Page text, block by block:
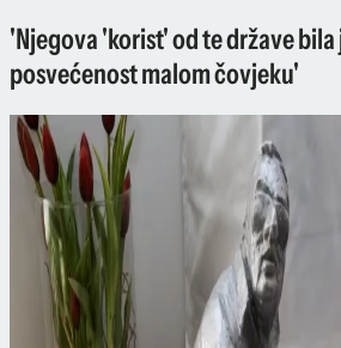
'Njegova 'korist' od te države bila
posvećenost malom čovjeku'